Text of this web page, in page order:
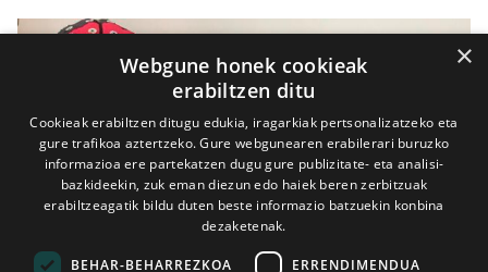
×
Webgune honek cookieak
erabiltzen ditu
Cookieak erabiltzen ditugu edukia, iragarkiak pertsonalizatzeko eta
gure trafikoa aztertzeko. Gure webgunearen erabilerari buruzko
informazioa ere partekatzen dugu gure publizitate- eta analisi-
bazkideekin, zuk eman diezun edo haiek beren zerbitzuak
erabiltzeagatik bildu duten beste informazio batzuekin konbina
dezaketenak.
BEHAR-BEHARREZKOA ERRENDIMENDUA